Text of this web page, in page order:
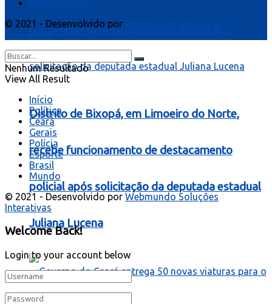
Distrito de Bixopá, em Limoeiro do Norte,
recebe funcionamento de destacamento
policial após solicitação da deputada estadual
Juliana Lucena
© 2021 - Desenvolvido por
Nenhum Resultado
View All Result
Início
Política
Ceará
Gerais
Polícia
Esporte
Brasil
Mundo
© 2021 - Desenvolvido por Webmundo Soluções
Interativas
Welcome Back!
Login to your account below